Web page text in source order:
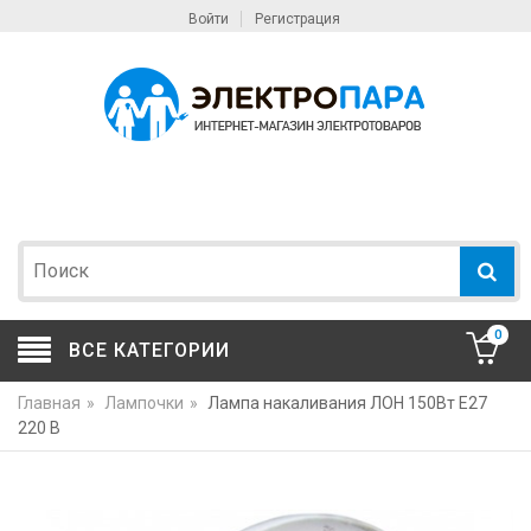
Войти Регистрация
ВСЕ КАТЕГОРИИ
0
Главная » Лампочки » Лампа накаливания ЛОН 150Вт E27
220 В